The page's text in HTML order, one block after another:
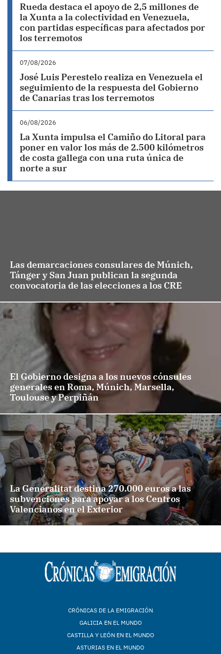
Rueda destaca el apoyo de 2,5 millones de
la Xunta a la colectividad en Venezuela,
con partidas específicas para afectados por
los terremotos
07/08/2026
José Luis Perestelo realiza en Venezuela el
seguimiento de la respuesta del Gobierno
de Canarias tras los terremotos
06/08/2026
La Xunta impulsa el Camiño do Litoral para
poner en valor los más de 2.500 kilómetros
de costa gallega con una ruta única de
norte a sur
Las demarcaciones consulares de Múnich,
Tánger y San Juan publican la segunda
convocatoria de las elecciones a los CRE
El Gobierno designa a los nuevos cónsules
generales en Roma, Múnich, Marsella,
Toulouse y Perpiñán
La Generalitat destina 270.000 euros a las
subvenciones para apoyar a los Centros
Valencianos en el Exterior
CRÓNICAS DE LA EMIGRACIÓN
GALICIA EN EL MUNDO
CASTILLA Y LEÓN EN EL MUNDO
ASTURIAS EN EL MUNDO